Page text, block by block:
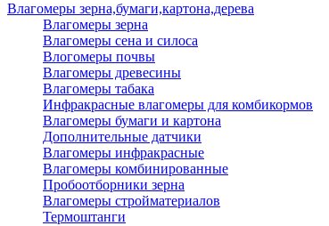
Влагомеры зерна,бумаги,картона,дерева
Влагомеры зерна
Влагомеры сена и силоса
Влогомеры почвы
Влагомеры древесины
Влагомеры табака
Инфракрасные влагомеры для комбикормов
Влагомеры бумаги и картона
Дополнительные датчики
Влагомеры инфракрасные
Влагомеры комбинированные
Пробоотборники зерна
Влагомеры стройматериалов
Термоштанги